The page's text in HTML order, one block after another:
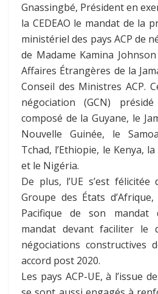
Gnassingbé, Président en
la CEDEAO le mandat de la
ministériel des pays ACP de
de Madame Kamina
Affaires Étrangères de la
Conseil des Ministres ACP.
négociation (GCN)
composé de la Guyane, le
Nouvelle Guinée, le
Tchad, l’Ethiopie, le Kenya,
et le Nigéria.
De plus, l’UE s’est
Groupe des États
Pacifique de son mandat
mandat devant faciliter le
négociations constructives
accord post 2020.
Les pays ACP-UE, à l’issue